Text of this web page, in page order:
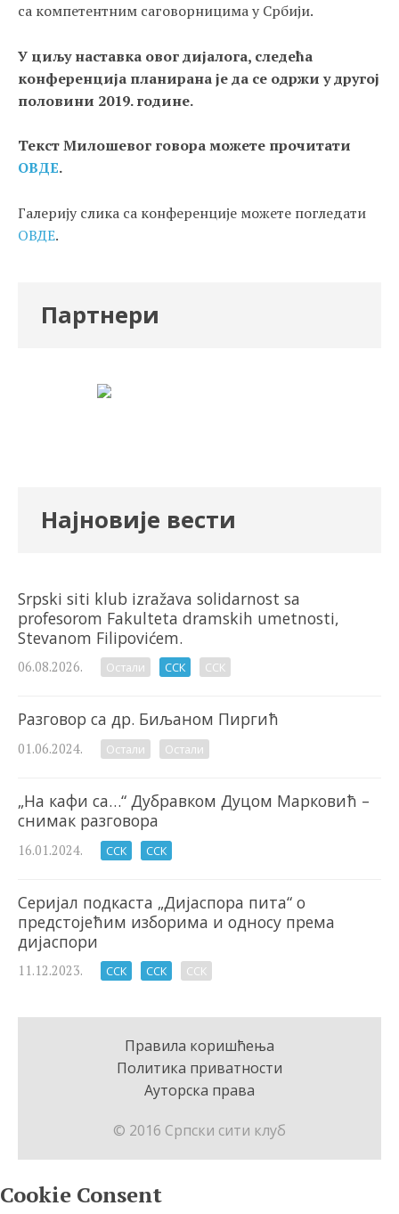
са компетентним саговорницима у Србији.
У циљу наставка овог дијалога, следећа
конференција планирана је да се одржи у другој
половини 2019. године.
Текст Милошевог говора можете прочитати
ОВДЕ.
Галерију слика са конференције можете погледати
ОВДЕ.
Партнери
Најновије вести
Srpski siti klub izražava solidarnost sa
profesorom Fakulteta dramskih umetnosti,
Stevanom Filipovićem.
06.08.2026. Остали ССК ССК
Разговор са др. Биљаном Пиргић
01.06.2024. Остали Остали
„На кафи са…“ Дубравком Дуцом Марковић –
снимак разговора
16.01.2024. ССК ССК
Серијал подкаста „Дијаспора пита“ о
предстојећим изборима и односу према
дијаспори
11.12.2023. ССК ССК ССК
Правила коришћења
Политика приватности
Ауторска права
© 2016 Српски сити клуб